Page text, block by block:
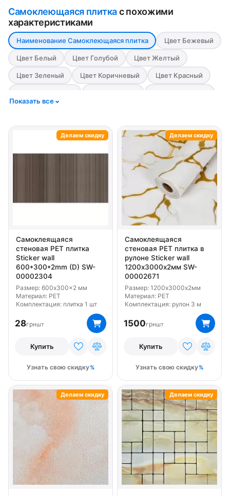
Самоклеющаяся плиткас похожими
характеристиками
Наименование Cамоклеющаяся плитка Цвет Бежевый
Цвет Белый Цвет Голубой Цвет Желтый
Цвет Зеленый Цвет Коричневый Цвет Красный
Цвет Черный Материал IXPE пена Материал PET
Материал Полиуретан
Материал Стекло
Стилизация Дерево
Стилизация Кирпич
Стилизация Однотонный Стилизация Узор
Тип Самоклеющаяся основа
Показать все
Самоклеящаяся
стеновая PET плитка
Sticker wall
600*300*2mm (D) SW-
00002304
Размер: 600x300x2 мм
Материал: PET
Комплектация: плитка 1 шт
28грншт
Купить
Узнать свою скидку
Делаем скидку
Самоклеящаяся
стеновая PET плитка в
рулоне Sticker wall
1200х3000х2мм SW-
00002671
Размер: 1200х3000х2мм
Материал: PET
Комплектация: рулон 3 м
1500грншт
Купить
Узнать свою скидку
Делаем скидку
Делаем скидку Делаем скидку